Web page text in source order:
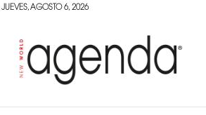
JUEVES, AGOSTO 6, 2026
Panama